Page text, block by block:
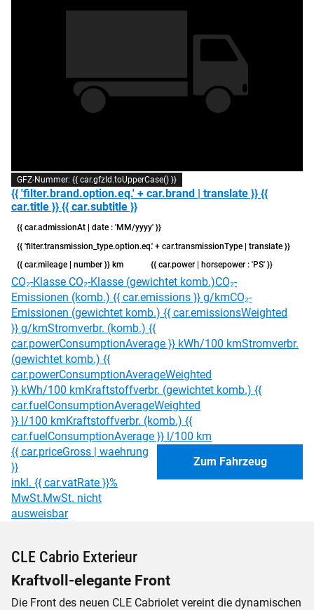
GFZ-Nummer: {{ car.gfzId.toUpperCase() }}
{{ 'filter.brand.option.eq.' + car.brand | translate }} {{
car.title }} {{ car.subtitle }}
{{ car.admissionAt | date : 'MM/yyyy' }}
{{ 'filter.transmission_type.option.eq.' + car.transmissionType | translate }}
{{ car.mileage | number }} km
{{ car.power | horsepower : 'PS' }}
CO₂-Klasse CO₂-Klasse (gewichtet komb.)CO₂-
Emissionen (komb.) {{ car.emissions }} g/kmCO₂-
Emissionen (gewichtet komb.) {{ car.emissionsWeighted
}} g/kmStromverbr. (komb.) {{
car.powerConsumptionAverage }} kWh/100 kmStromverbr.
(gewichtet komb.) {{
car.powerConsumptionAverageWeighted
}} kWh/100 kmKraftstoffverbr. (gewichtet komb.) {{
car.fuelConsumptionAverageWeighted
}} l/100 kmKraftstoffverbr. (komb.) {{
car.fuelConsumptionAverage }} l/100 km
{{ car.priceGross | waehrung
}}
inkl. {{ car.vatRate }}%
MwSt.MwSt. nicht
ausweisbar
Zum Fahrzeug
CLE Cabrio Exterieur
Kraftvoll-elegante Front
Die Front des neuen CLE Cabriolet vereint die dynamischen